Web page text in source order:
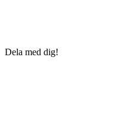
Dela med dig!